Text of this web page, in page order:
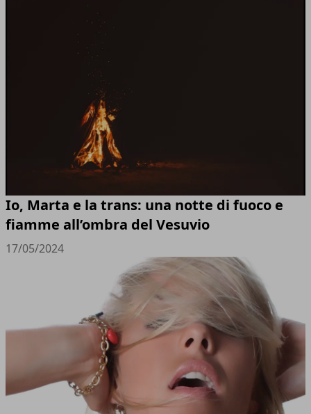
Io, Marta e la trans: una notte di fuoco e
fiamme all’ombra del Vesuvio
17/05/2024